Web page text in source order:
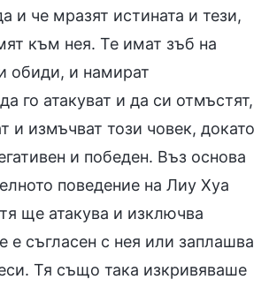
и че мразят истината и тези,
към нея. Те имат зъб на
обиди, и намират
го атакуват и да си отмъстят,
и измъчват този човек, докато
и победен. Въз основа
поведение на Лиу Хуа
ще атакува и изключва
е съгласен с нея или заплашва
Тя също така изкривяваше